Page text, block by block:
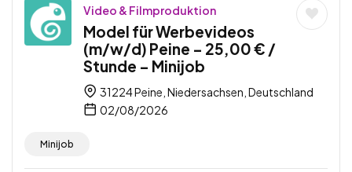
Video & Filmproduktion
Model für Werbevideos
(m/w/d) Peine – 25,00 € /
Stunde – Minijob
31224 Peine, Niedersachsen, Deutschland
02/08/2026
Minijob